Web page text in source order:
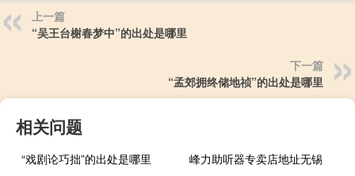
上一篇
“吴王台榭春梦中”的出处是哪里
下一篇
“孟郊拥终储地祯”的出处是哪里
相关问题
“戏剧论巧拙”的出处是哪里
峰力助听器专卖店地址无锡